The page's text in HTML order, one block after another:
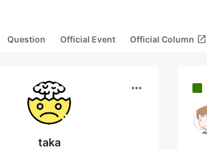
Question Official Event Official Column open_in_new
more_horiz
taka